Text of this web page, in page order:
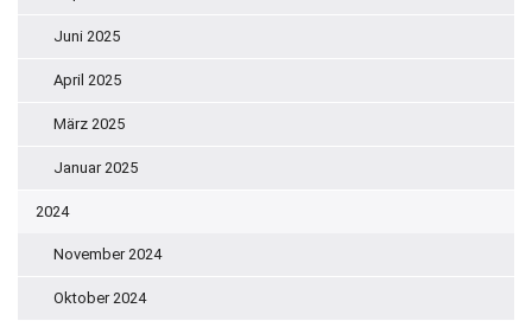
Juni 2025
April 2025
März 2025
Januar 2025
2024
November 2024
Oktober 2024